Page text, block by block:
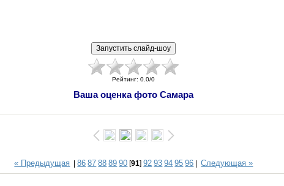
Рейтинг: 0.0/0
Ваша оценка фото Самара
« Предыдущая |86 87 88 89 90 [91]92 93 94 95 96 |Следующая »